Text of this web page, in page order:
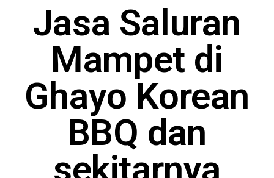
Jasa Saluran
Mampet di
Ghayo Korean
BBQ dan
sekitarnya